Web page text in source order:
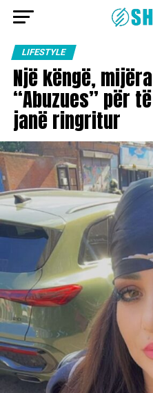
LIFESTYLE
Një këngë,
“Abuzues” për
janë ringritur